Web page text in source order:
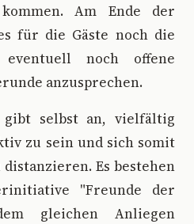
Am Ende der
für die Gäste noch die
noch offene
anzusprechen.
selbst an, vielfältig
zu sein und sich somit
Es bestehen
"Freunde der
gleichen Anliegen